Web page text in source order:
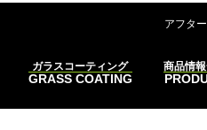
アフタ
ガラスコーティング
GRASS COATING
商品情